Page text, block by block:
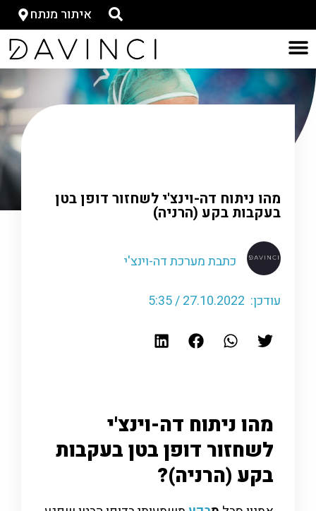
איתור מנתח
מהו ניתוח דה-וינצ'י לשחזור דופן בטן
בעקבות בקע (הרניה)
כתבת מערכת דה-וינצ'י
עודכן: 27.10.2022 / 5:35
מהו ניתוח דה-וינצ'י
לשחזור דופן בטן בעקבות
בקע (הרניה)?